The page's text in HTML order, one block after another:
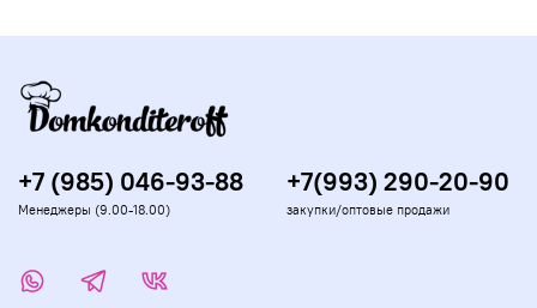
+7 (985) 046-93-88
Менеджеры (9.00-18.00)
+7(993) 290-20-90
закупки/оптовые продажи